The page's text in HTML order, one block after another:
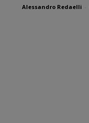
Alessandro Redaelli